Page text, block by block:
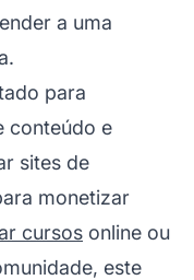
a uma
para
conteúdo e
sites de
monetizar
cursos online ou
este